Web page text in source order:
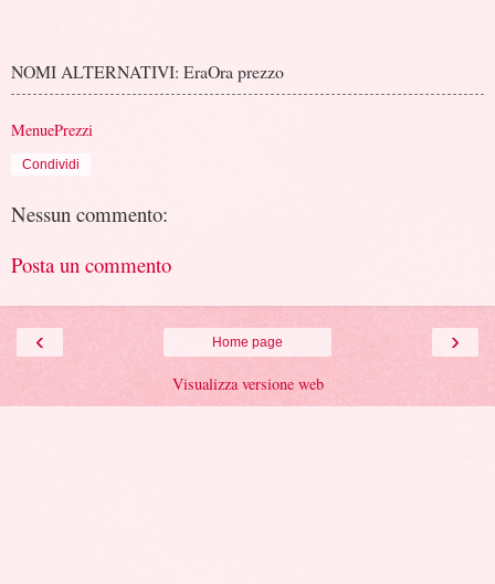
NOMI ALTERNATIVI: EraOra prezzo
MenuePrezzi
Condividi
Nessun commento:
Posta un commento
‹ ›
Home page
Visualizza versione web